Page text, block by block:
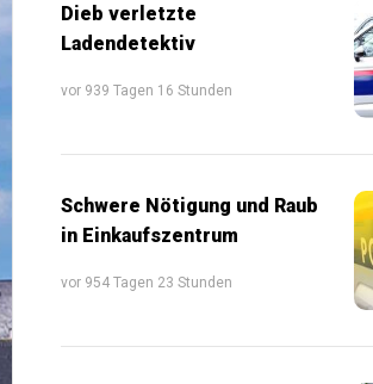
Dieb verletzte
Ladendetektiv
vor 939 Tagen 16 Stunden
Schwere Nötigung und Raub
in Einkaufszentrum
vor 954 Tagen 23 Stunden